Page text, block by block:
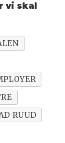
vi skal
RUUD